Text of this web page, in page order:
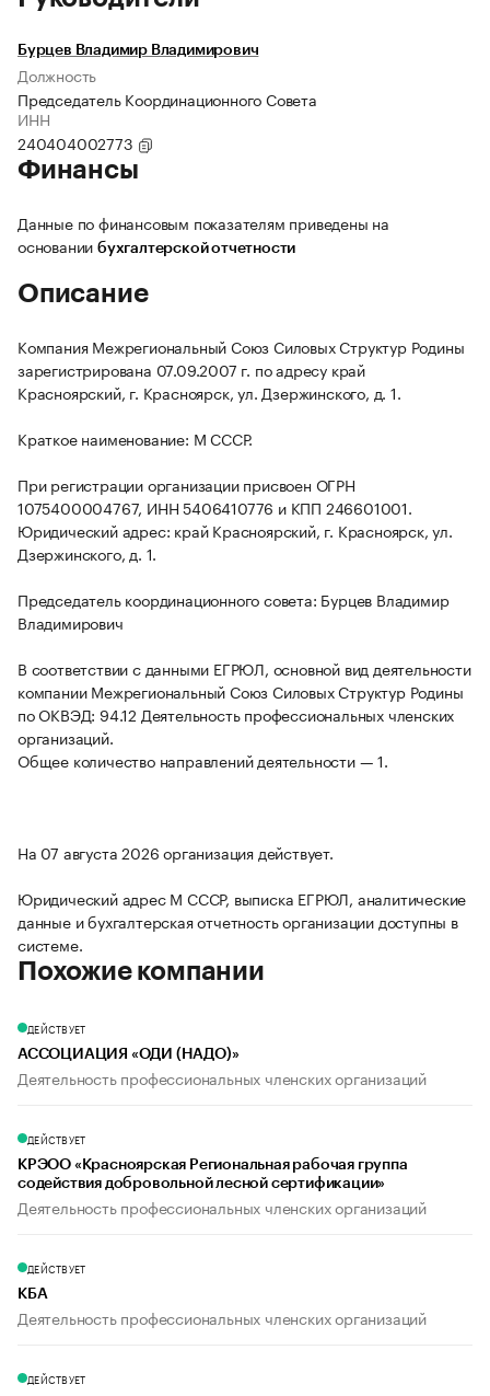
Бурцев Владимир Владимирович
Должность
Председатель Координационного Совета
ИНН
240404002773
Финансы
Данные по финансовым показателям приведены на
основании бухгалтерской отчетности
Описание
Компания Межрегиональный Союз Силовых Структур Родины
зарегистрирована 07.09.2007 г. по адресу край
Красноярский, г. Красноярск, ул. Дзержинского, д. 1.
Краткое наименование: М СССР.
При регистрации организации присвоен ОГРН
1075400004767, ИНН 5406410776 и КПП 246601001.
Юридический адрес: край Красноярский, г. Красноярск, ул.
Дзержинского, д. 1.
Председатель координационного совета: Бурцев Владимир
Владимирович
В соответствии с данными ЕГРЮЛ, основной вид деятельности
компании Межрегиональный Союз Силовых Структур Родины
по ОКВЭД: 94.12 Деятельность профессиональных членских
организаций.
Общее количество направлений деятельности — 1.
На 07 августа 2026 организация действует.
Юридический адрес М СССР, выписка ЕГРЮЛ, аналитические
данные и бухгалтерская отчетность организации доступны в
системе.
Похожие компании
ДЕЙСТВУЕТ
АССОЦИАЦИЯ «ОДИ (НАДО)»
Деятельность профессиональных членских организаций
ДЕЙСТВУЕТ
КРЭОО «Красноярская Региональная рабочая группа
содействия добровольной лесной сертификации»
Деятельность профессиональных членских организаций
ДЕЙСТВУЕТ
КБА
Деятельность профессиональных членских организаций
ДЕЙСТВУЕТ